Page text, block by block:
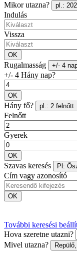
Mikor utazna? pl.:
Indulás
Vissza
OK
Rugalmasság +/- 4
+/- 4 Hány nap?
OK
Hány fő? pl.: 2 felnőtt
Felnőtt
Gyerek
OK
Szavas keresés Pl:
Cím vagy azonosító
OK
További keresési
Hova szeretne utazni?
Mivel utazna?